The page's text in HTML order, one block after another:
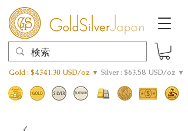
Gold : $4341.30 USD/oz ▼ Silver : $63.58 USD/oz ▼